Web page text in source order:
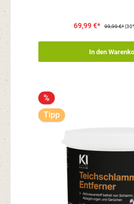
69,99 €* 99,99 €*
In den
%
Tipp